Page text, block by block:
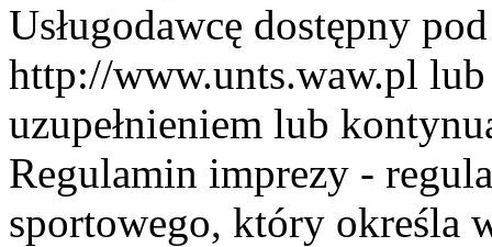
Usługodawcę dostępny
http://www.unts.waw.pl lub
uzupełnieniem lub
Regulamin imprezy -
sportowego, który określa